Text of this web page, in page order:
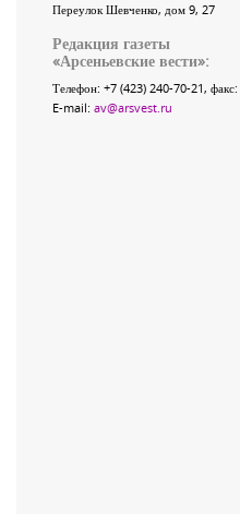
Переулок Шевченко, дом 9, 27
Редакция газеты
«Арсеньевские вести»:
Телефон: +7 (423) 240-70-21, факс:
E-mail: av@arsvest.ru